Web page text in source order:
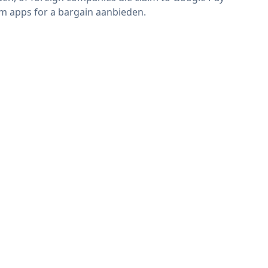
apps for a bargain aanbieden.